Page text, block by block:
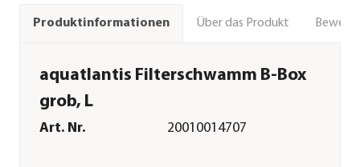
Produktinformationen Über das Produkt
aquatlantis Filterschwamm B-Box
grob, L
Art. Nr. 20010014707